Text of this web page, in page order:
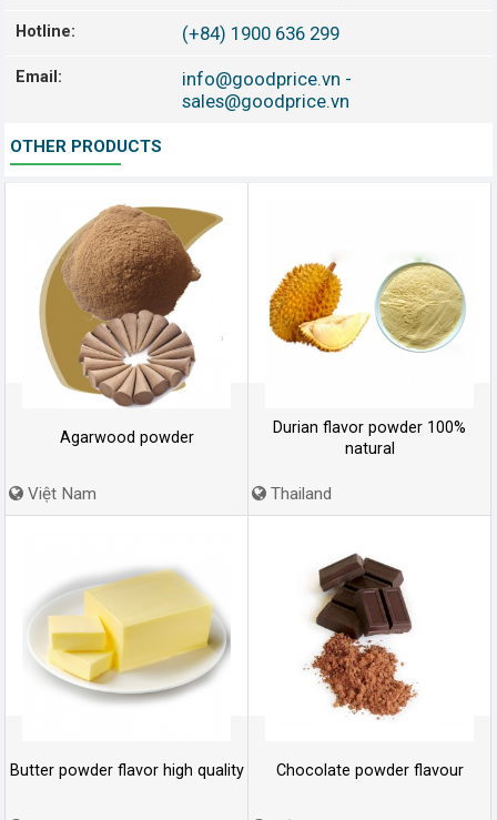
Hotline: (+84) 1900 636 299
Email: info@goodprice.vn -
sales@goodprice.vn
OTHER PRODUCTS
Agarwood powder
Việt Nam
Durian flavor powder 100%
natural
Thailand
Butter powder flavor high quality Chocolate powder flavour